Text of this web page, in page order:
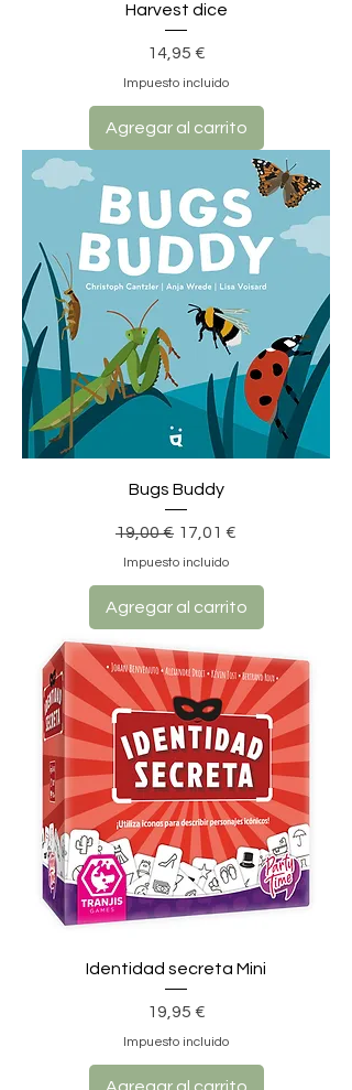
Harvest dice
Precio
14,95 €
Impuesto incluido
Agregar al carrito
Bugs Buddy
Precio
19,00 € Precio de oferta
17,01 €
Impuesto incluido
Agregar al carrito
Identidad secreta Mini
Precio
19,95 €
Impuesto incluido
Agregar al carrito